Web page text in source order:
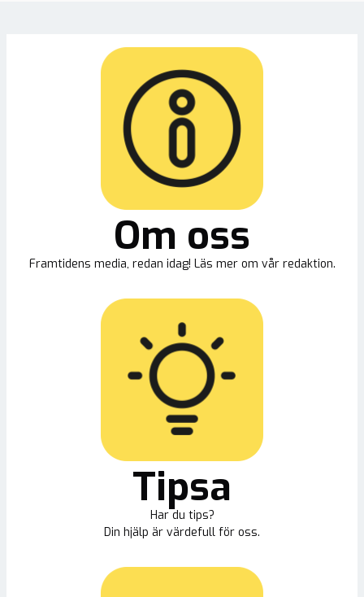
Om oss
Framtidens media, redan idag! Läs mer om vår redaktion.
Tipsa
Har du tips?
Din hjälp är värdefull för oss.